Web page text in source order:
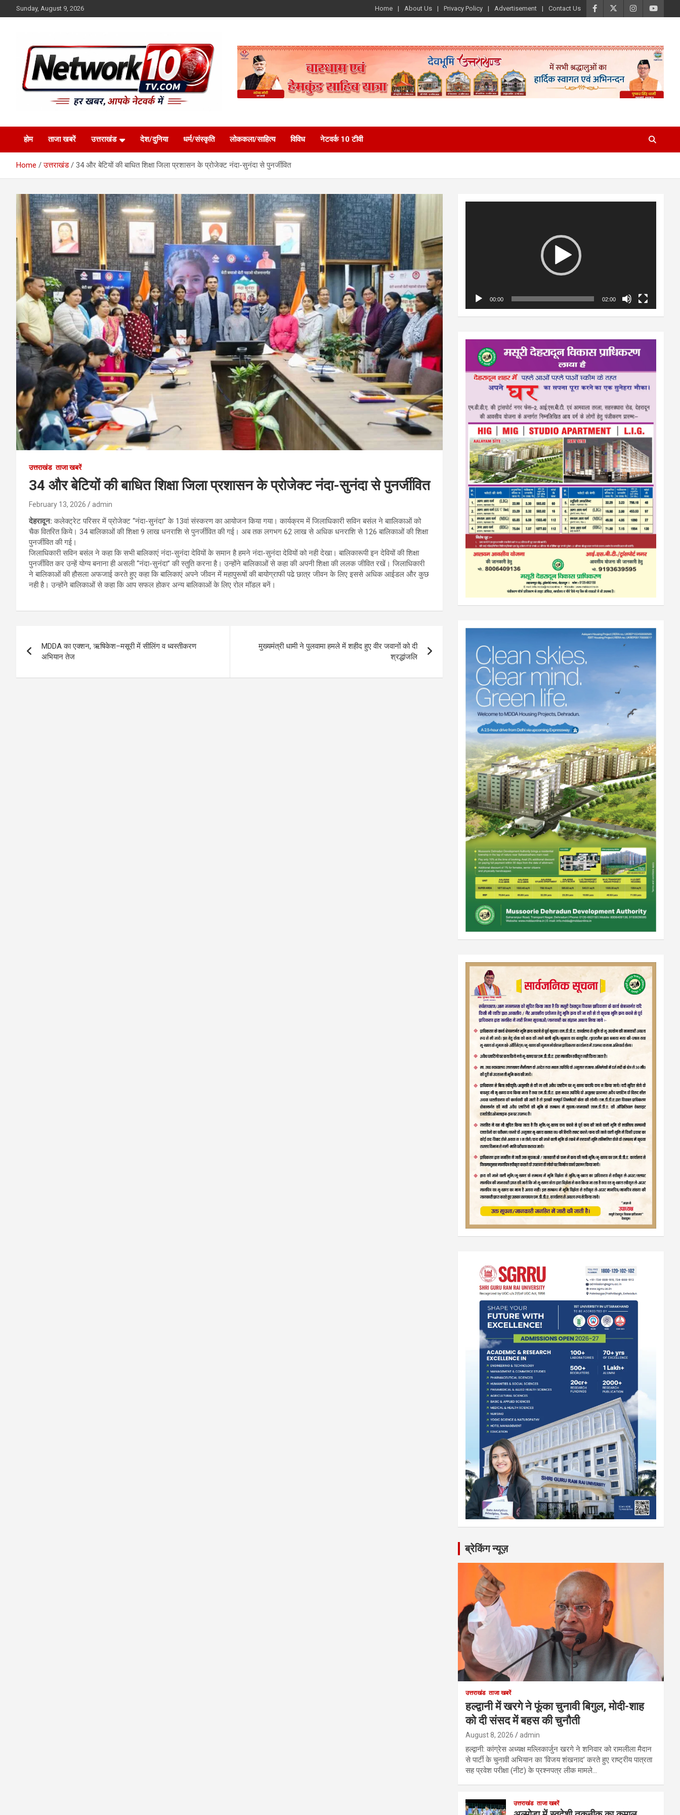
to
Sunday, August 9, 2026 Home About Us Privacy Policy Advertisement Contact Us
Network10tv
होम ताजा खबरें उत्तराखंड देश/दुनिया धर्म/संस्कृति लोककला/साहित्य विविध नेटवर्क 10 टीवी
Home उत्तराखंड 34 और बेटियों की बाधित शिक्षा जिला प्रशासन के प्रोजेक्ट नंदा-सुनंदा से पुनर्जीवित
उत्तराखंड ताजा खबरें
34 और बेटियों की बाधित शिक्षा जिला प्रशासन के प्रोजेक्ट नंदा-सुनंदा से पुनर्जीवित
February 13, 2026 admin
देहरादून: कलेक्ट्रेट परिसर में प्रोजेक्ट ‘‘नंदा-सुनंदा’’ के 13वां संस्करण का आयोजन किया गया। कार्यक्रम में जिलाधिकारी सविन बसंल ने बाालिकाओं को
चैक वितरित किये। 34 बालिकाओं की शिक्षा 9 लाख धनराशि से पुनर्जीवित की गई। अब तक लगभग 62 लाख से अधिक धनराशि से 126 बालिकाओं की शिक्षा
पुनर्जीवित की गई।
जिलाधिकारी सविन बसंल ने कहा कि सभी बालिकाएं नंदा-सुनंदा देवियों के समान है हमने नंदा-सुनंदा देवियों को नही देखा। बालिकारूपी इन देवियों की शिक्षा
पुनर्जीवित कर उन्हें योग्य बनाना ही असली ‘‘नंदा-सुनंदा’’ की स्तुति करना है। उन्होंने बालिकाओं से कहा की अपनी शिक्षा की ललक जीवित रखें। जिलाधिकारी
ने बालिकाओं की हौसला अफजाई करते हुए कहा कि बालिकाएं अपने जीवन में महापुरूषों की बायोग्राफी पढे छात्र जीवन के लिए इससे अधिक आईडल और कुछ
नही है। उन्होंने बालिकाओं से कहा कि आप सफल होकर अन्य बालिकाओं के लिए रोल मॉडल बनें।
navigation
MDDA का एक्शन, ऋषिकेश–मसूरी में सीलिंग व ध्वस्तीकरण
अभियान तेज
मुख्यमंत्री धामी ने पुलवामा हमले में शहीद हुए वीर जवानों को दी
श्रद्धांजलि
00:00 02:00
ब्रेकिंग न्यूज़
उत्तराखंड ताजा खबरें
हल्द्वानी में खरगे ने फूंका चुनावी बिगुल, मोदी-शाह
को दी संसद में बहस की चुनौती
August 8, 2026 admin
हल्द्वानी: कांग्रेस अध्यक्ष मल्लिकार्जुन खरगे ने शनिवार को रामलीला मैदान
से पार्टी के चुनावी अभियान का ‘विजय शंखनाद’ करते हुए राष्ट्रीय पात्रता
सह प्रवेश परीक्षा (नीट) के प्रश्नपत्र लीक मामले…
उत्तराखंड ताजा खबरें